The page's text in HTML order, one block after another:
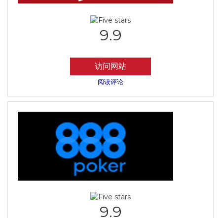
9.9
访问网站
阅读评论
9.9